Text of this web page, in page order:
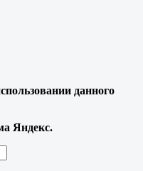
данного
Яндекс.